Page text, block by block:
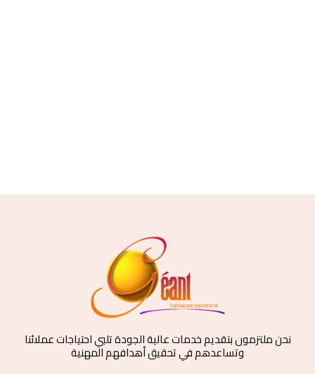
نحن ملتزمون بتقديم خدمات عالية الجودة تلبي احتياجات عملائنا
وتساعدهم في تحقيق أهدافهم المهنية